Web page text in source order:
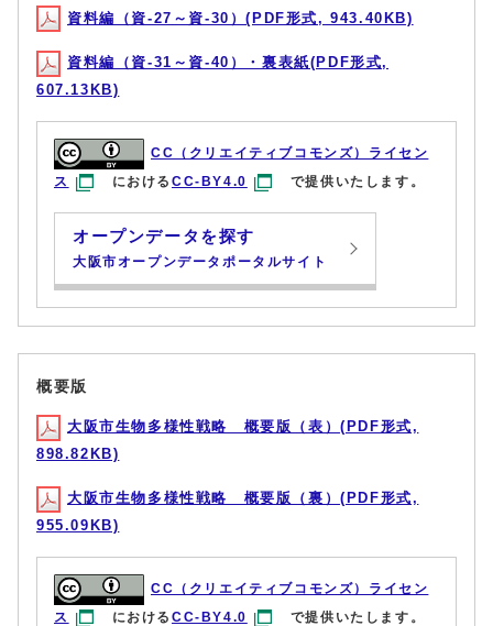
資料編（資-27～資-30）(PDF形式, 943.40KB)
資料編（資-31～資-40）・裏表紙(PDF形式,
607.13KB)
CC（クリエイティブコモンズ）ライセン
ス
におけるCC-BY4.0 で提供いたします。
オープンデータを探す
大阪市オープンデータポータルサイト
概要版
大阪市生物多様性戦略 概要版（表）(PDF形式,
898.82KB)
大阪市生物多様性戦略 概要版（裏）(PDF形式,
955.09KB)
CC（クリエイティブコモンズ）ライセン
ス
におけるCC-BY4.0 で提供いたします。